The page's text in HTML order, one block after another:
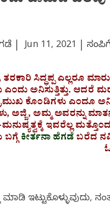
|Jun 11, 2021
ಸಿದ್ಧಪ್ಪ ಎಲ್ಲರೂ
ಅನಿಸುತ್ತಿತ್ತು. ಆದರೆ
ಕೊಂಡಿಗಳು ಎಂದೂ
ಅಜ್ಜಿ, ಅಮ್ಮ ಅವರನ್ನು
ಇವರೆಲ್ಲ
ಬಗ್ಗೆಕೀರ್ತನಾ ಹೆಗಡೆ ಬರೆದ
ಮಾಡಿ